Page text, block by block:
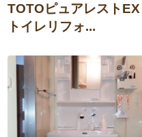
TOTOピュアレストEX
トイレリフォ...